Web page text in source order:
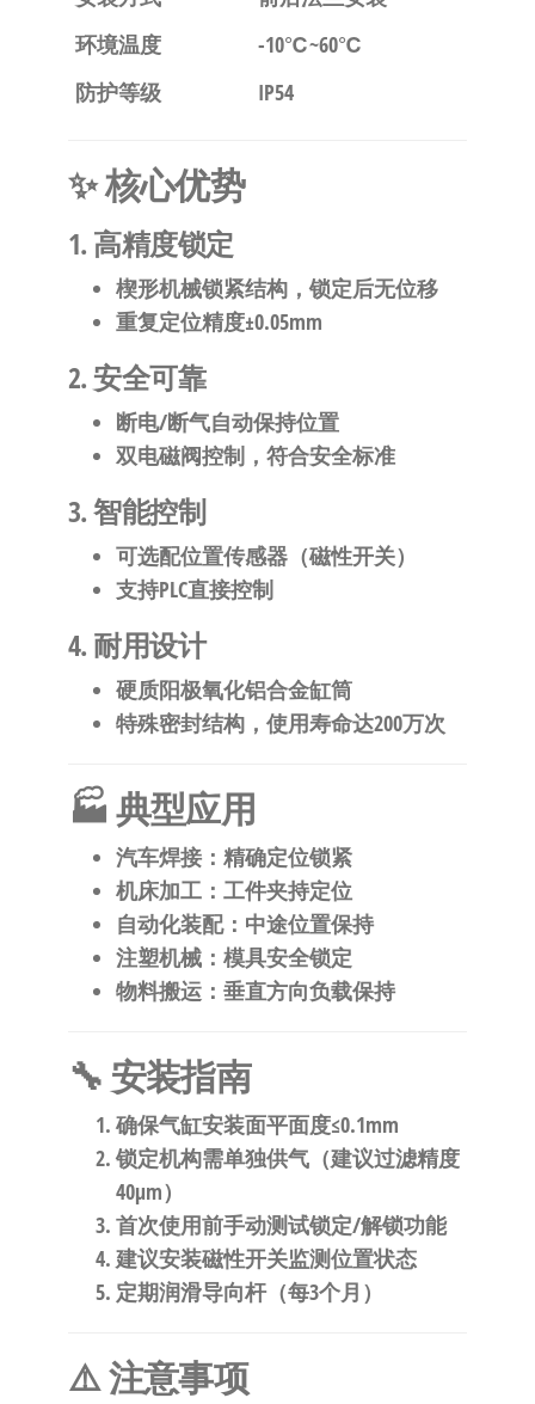
环境温度
-10℃~60℃
防护等级
IP54
✨ 核心优势
1. 高精度锁定
楔形机械锁紧结构，锁定后无位移
重复定位精度±0.05mm
2. 安全可靠
断电/断气自动保持位置
双电磁阀控制，符合安全标准
3. 智能控制
可选配位置传感器（磁性开关）
支持PLC直接控制
4. 耐用设计
硬质阳极氧化铝合金缸筒
特殊密封结构，使用寿命达200万次
🏭 典型应用
汽车焊接：精确定位锁紧
机床加工：工件夹持定位
自动化装配：中途位置保持
注塑机械：模具安全锁定
物料搬运：垂直方向负载保持
🔧 安装指南
确保气缸安装面平面度≤0.1mm
锁定机构需单独供气（建议过滤精度
40μm）
首次使用前手动测试锁定/解锁功能
建议安装磁性开关监测位置状态
定期润滑导向杆（每3个月）
⚠️ 注意事项